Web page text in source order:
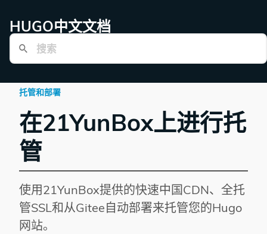
HUGO中文文档
托管和部署
在21YunBox上进行托
管
使用21YunBox提供的快速中国CDN、全托
管SSL和从Gitee自动部署来托管您的Hugo
网站。